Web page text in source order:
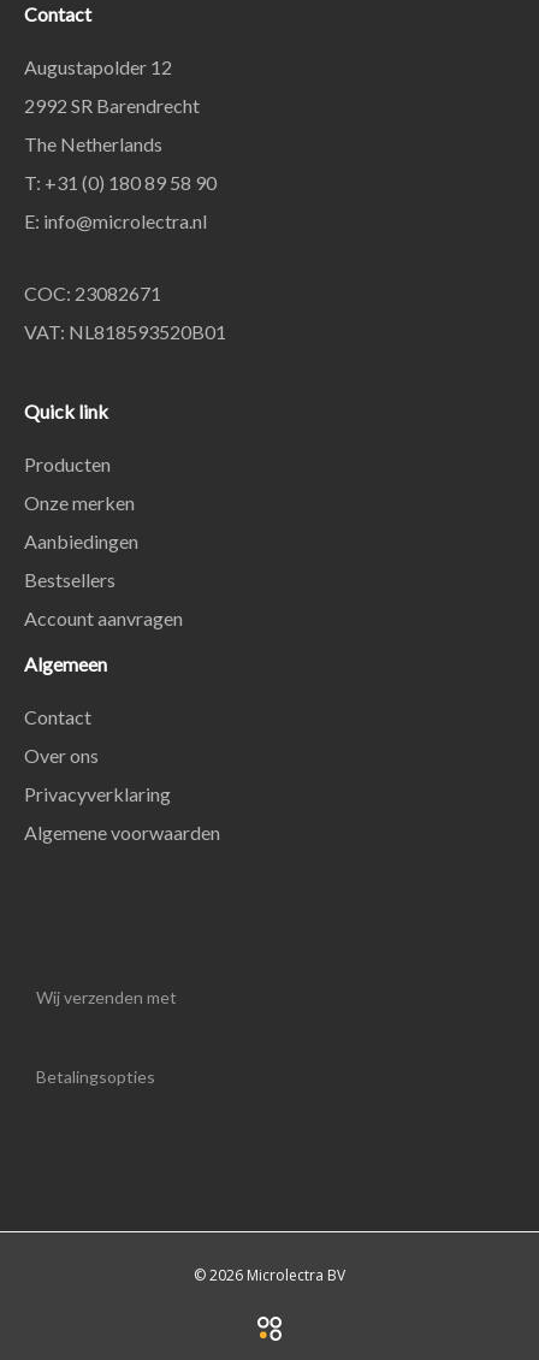
Contact
Augustapolder 12
2992 SR Barendrecht
The Netherlands
T: +31 (0) 180 89 58 90
E: info@microlectra.nl
COC: 23082671
VAT: NL818593520B01
Quick link
Producten
Onze merken
Aanbiedingen
Bestsellers
Account aanvragen
Algemeen
Contact
Over ons
Privacyverklaring
Algemene voorwaarden
Wij verzenden met
Betalingsopties
© 2026 Microlectra BV